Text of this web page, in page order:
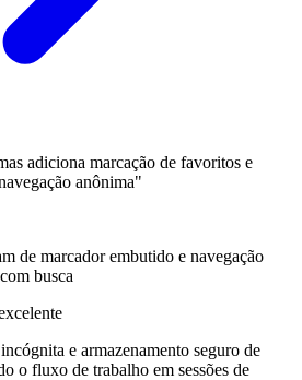
adiciona marcação de favoritos e
anônima"
de marcador embutido e navegação
busca
e armazenamento seguro de
o fluxo de trabalho em sessões de